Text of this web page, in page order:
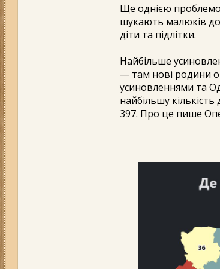
Ще однією
шукають малюків
діти та підлітки.
Найбільше
— там нові родини
усиновленнями та
найбільшу
397. Про це пише